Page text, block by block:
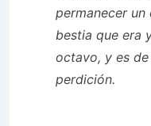
permanecer un
bestia que era
octavo, y es
perdición.